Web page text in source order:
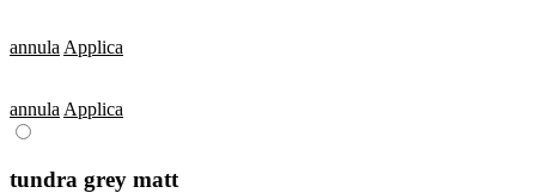
annula Applica
annula Applica
tundra grey matt